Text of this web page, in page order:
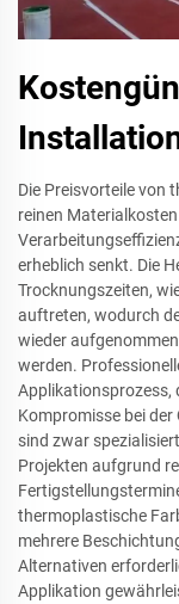
Die Preisvorteile von
reinen
erheblich senkt. Die
Trocknungszeiten,
auftreten, wodurch
wieder
werden.
Applikationsprozess,
Kompromisse bei
sind zwar
Projekten aufgrund
thermoplastische
mehrere
Alternativen
Applikation